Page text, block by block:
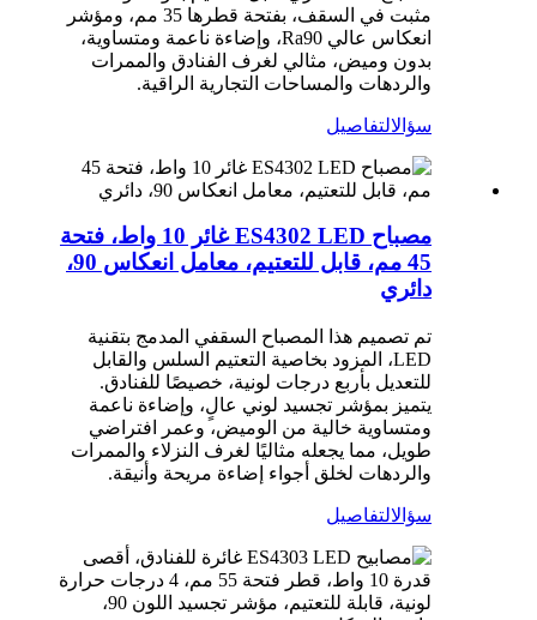
مثبت في السقف، بفتحة قطرها 35 مم، ومؤشر
انعكاس عالي Ra90، وإضاءة ناعمة ومتساوية،
بدون وميض، مثالي لغرف الفنادق والممرات
والردهات والمساحات التجارية الراقية.
سؤالالتفاصيل
مصباح ES4302 LED غائر 10 واط، فتحة
45 مم، قابل للتعتيم، معامل انعكاس 90،
دائري
تم تصميم هذا المصباح السقفي المدمج بتقنية
LED، المزود بخاصية التعتيم السلس والقابل
للتعديل بأربع درجات لونية، خصيصًا للفنادق.
يتميز بمؤشر تجسيد لوني عالٍ، وإضاءة ناعمة
ومتساوية خالية من الوميض، وعمر افتراضي
طويل، مما يجعله مثاليًا لغرف النزلاء والممرات
والردهات لخلق أجواء إضاءة مريحة وأنيقة.
سؤالالتفاصيل